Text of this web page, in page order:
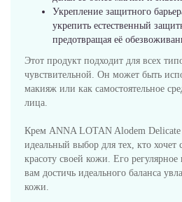
Укрепление защитного
укрепить естественный
предотвращая её
Этот продукт подходит для всех
чувствительной. Он может быть
макияж или как самостоятельное
лица.
Крем ANNA LOTAN Alodem
идеальный выбор для тех, кто хочет
красоту своей кожи. Его
вам достичь идеального баланса
кожи.